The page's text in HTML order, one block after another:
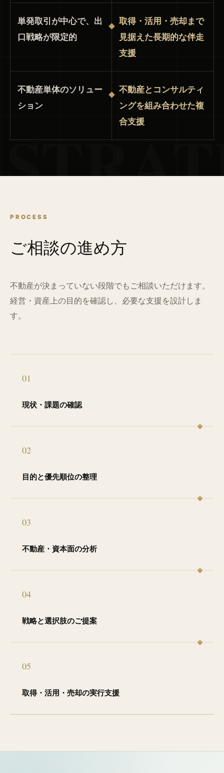
単発取引が中心で、出
口戦略が限定的
取得・活用・売却まで
見据えた長期的な伴走
支援
不動産単体のソリュー
ション
不動産とコンサルティ
ングを組み合わせた複
合支援
PROCESS
ご相談の進め方
不動産が決まっていない段階でもご相談いただけます。
経営・資産上の目的を確認し、必要な支援を設計しま
す。
01
現状・課題の確認
02
目的と優先順位の整理
03
不動産・資本面の分析
04
戦略と選択肢のご提案
05
取得・活用・売却の実行支援